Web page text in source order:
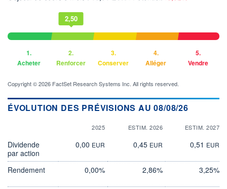
1.
Acheter
2,50
2.
Renforcer
3.
Conserver
4.
Alléger
5.
Vendre
Copyright © 2026 FactSet Research Systems Inc. All rights reserved.
ÉVOLUTION DES PRÉVISIONS AU 08/08/26
2025 ESTIM. 2026 ESTIM. 2027
Dividende
par action
0,00 EUR 0,45 EUR 0,51 EUR
Rendement 0,00% 2,86% 3,25%